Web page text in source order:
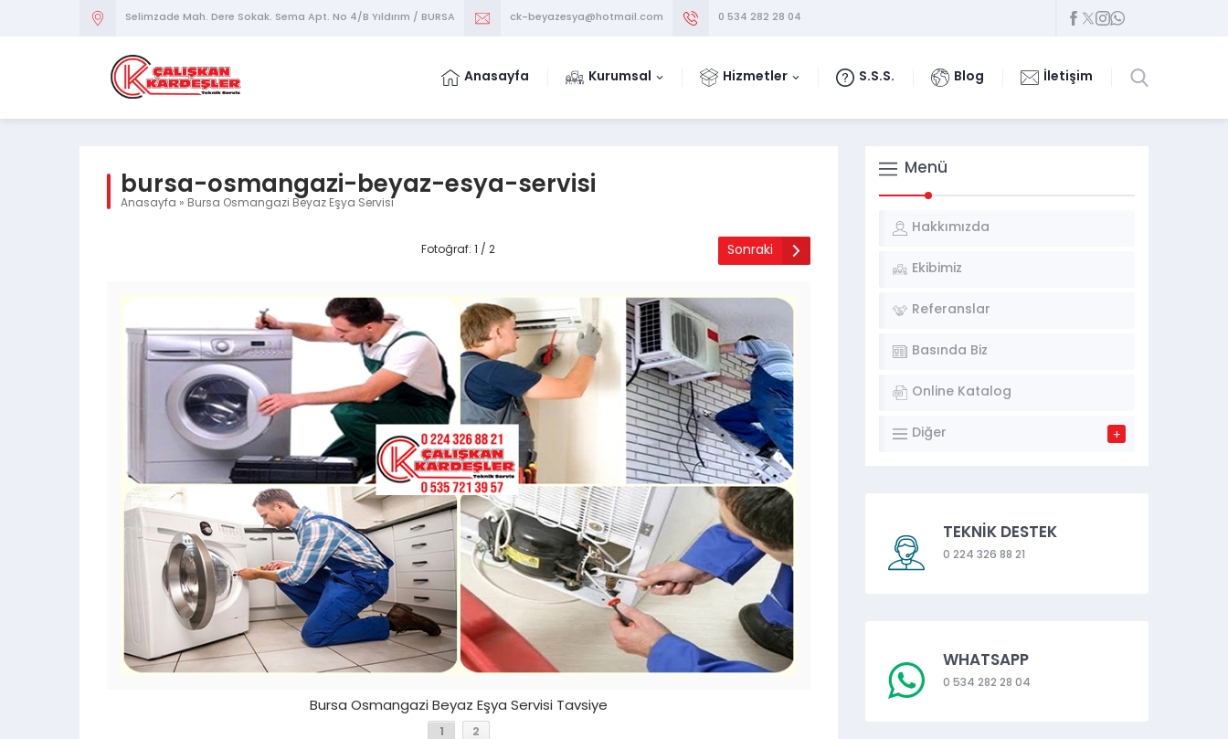
Selimzade Mah. Dere Sokak. Sema Apt. No 4/B Yıldırım / BURSA ck-beyazesya@hotmail.com 0 534 282 28 04
Anasayfa Kurumsal Hizmetler S.S.S. Blog İletişim
bursa-osmangazi-beyaz-esya-servisi
Anasayfa » Bursa Osmangazi Beyaz Eşya Servisi
Fotoğraf: 1 / 2 Sonraki
Bursa Osmangazi Beyaz Eşya Servisi Tavsiye
1 2
Menü
Hakkımızda
Ekibimiz
Referanslar
Basında Biz
Online Katalog
Diğer
TEKNİK DESTEK
0 224 326 88 21
WHATSAPP
0 534 282 28 04